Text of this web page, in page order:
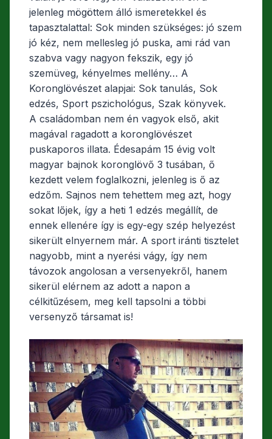
jelenleg mögöttem álló ismeretekkel és
tapasztalattal: Sok minden szükséges: jó szem
jó kéz, nem mellesleg jó puska, ami rád van
szabva vagy nagyon fekszik, egy jó
szemüveg, kényelmes mellény… A
Koronglövészet alapjai: Sok tanulás, Sok
edzés, Sport pszichológus, Szak könyvek.
A családomban nem én vagyok első, akit
magával ragadott a koronglövészet
puskaporos illata. Édesapám 15 évig volt
magyar bajnok koronglövő 3 tusában, ő
kezdett velem foglalkozni, jelenleg is ő az
edzőm. Sajnos nem tehettem meg azt, hogy
sokat lőjek, így a heti 1 edzés megállít, de
ennek ellenére így is egy-egy szép helyezést
sikerült elnyernem már. A sport iránti tisztelet
nagyobb, mint a nyerési vágy, így nem
távozok angolosan a versenyekről, hanem
sikerül elérnem az adott a napon a
célkitűzésem, meg kell tapsolni a többi
versenyző társamat is!